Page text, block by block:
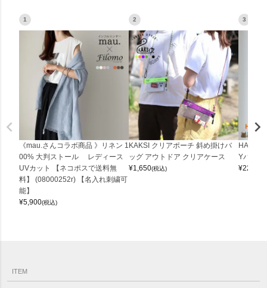
1
《mau.さんコラボ商品 》リネン 1
00% 大判ストール レディース
UVカット 【ネコポスで送料無
料】 (08000252r) 【名入れ刺繍可
能】
¥5,900(税込)
2
KAKSI クリアポーチ 斜め掛けバ
ッグ アウトドア クリアケース
¥1,650(税込)
3
Yバッグ
¥22,000
ITEM